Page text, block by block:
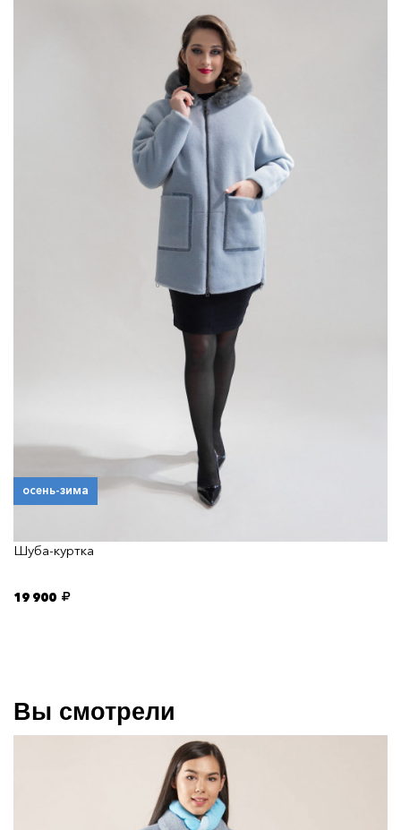
осень-зима
Шуба-куртка
19 900
Вы смотрели